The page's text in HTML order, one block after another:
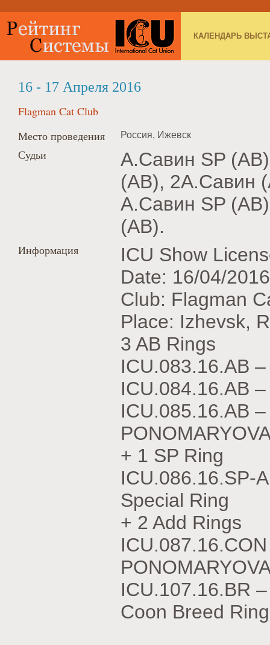
КАЛЕНДАРЬ
16 - 17 Апреля 2016
Flagman Cat Club
Место проведения
Россия, Ижевск
Судьи
А.Савин SP
(AB), 2А.Савин
А.Савин SP
(AB).
Информация
ICU Show
Date: 16/04/2016
Club: Flagman
Place: Izhevsk,
3 AB Rings
ICU.083.16.АВ
ICU.084.16.АВ –
ICU.085.16.АВ
+ 1 SP Ring
ICU.086.16.SP-
Special Ring
+ 2 Add Rings
ICU.107.16.BR
Coon Breed Ring